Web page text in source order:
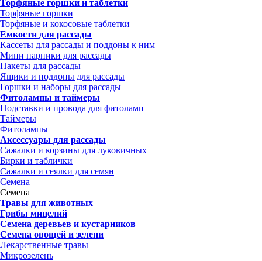
Торфяные горшки и таблетки
Торфяные горшки
Торфяные и кокосовые таблетки
Емкости для рассады
Кассеты для рассады и поддоны к ним
Мини парники для рассады
Пакеты для рассады
Ящики и поддоны для рассады
Горшки и наборы для рассады
Фитолампы и таймеры
Подставки и провода для фитоламп
Таймеры
Фитолампы
Аксессуары для рассады
Сажалки и корзины для луковичных
Бирки и таблички
Сажалки и сеялки для семян
Семена
Семена
Травы для животных
Грибы мицелий
Семена деревьев и кустарников
Семена овощей и зелени
Лекарственные травы
Микрозелень